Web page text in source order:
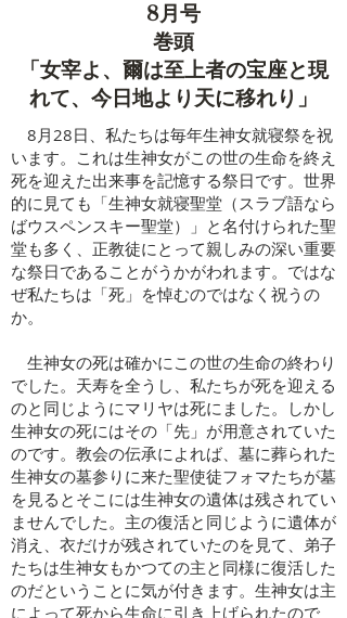
8月号
​巻頭
「女宰よ、爾は至上者の宝座と現
れて、今日地より天に移れり」
8月28日、私たちは毎年生神女就寝祭を祝
います。これは生神女がこの世の生命を終え
死を迎えた出来事を記憶する祭日です。世界
的に見ても「生神女就寝聖堂（スラブ語なら
ばウスペンスキー聖堂）」と名付けられた聖
堂も多く、正教徒にとって親しみの深い重要
な祭日であることがうかがわれます。ではな
ぜ私たちは「死」を悼むのではなく祝うの
か。
生神女の死は確かにこの世の生命の終わり
でした。天寿を全うし、私たちが死を迎える
のと同じようにマリヤは死にました。しかし
生神女の死にはその「先」が用意されていた
のです。教会の伝承によれば、墓に葬られた
生神女の墓参りに来た聖使徒フォマたちが墓
を見るとそこには生神女の遺体は残されてい
ませんでした。主の復活と同じように遺体が
消え、衣だけが残されていたのを見て、弟子
たちは生神女もかつての主と同様に復活した
のだということに気が付きます。生神女は主
によって死から生命に引き上げられたので